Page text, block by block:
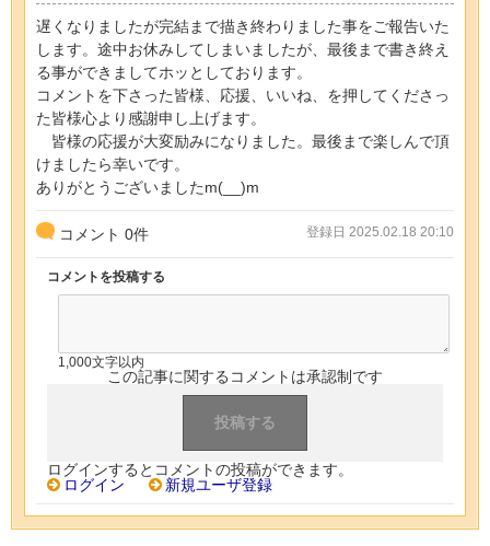
遅くなりましたが完結まで描き終わりました事をご報告いた
します。途中お休みしてしまいましたが、最後まで書き終え
る事ができましてホッとしております。
コメントを下さった皆様、応援、いいね、を押してくださっ
た皆様心より感謝申し上げます。
皆様の応援が大変励みになりました。最後まで楽しんで頂
けましたら幸いです。
ありがとうございましたm(__)m
コメント 0件 登録日 2025.02.18 20:10
コメントを投稿する
1,000文字以内
この記事に関するコメントは承認制です
ログインするとコメントの投稿ができます。
ログイン
新規ユーザ登録